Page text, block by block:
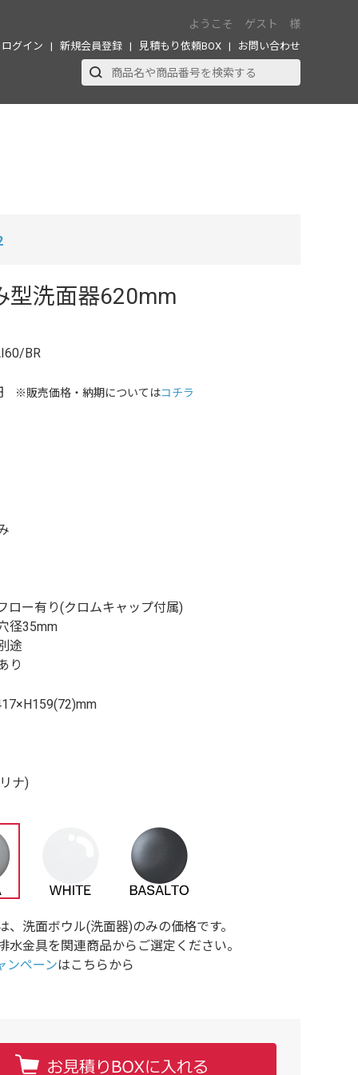
ようこそ ゲスト 様
ログイン 新規会員登録 見積もり依頼BOX お問い合わせ
型洗面器620mm
BR
※販売価格・納期についてはコチラ
ロー有り(クロムキャップ付属)
径35mm
途
り
ナ)
、洗面ボウル(洗面器)のみの価格です。
金具を関連商品からご選定ください。
ンペーンはこちらから